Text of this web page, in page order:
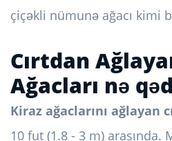
çiçəkli nümunə ağacı kimi
Cırtdan
Ağacları nə
Kiraz ağaclarını ağlayan
10 fut (1.8 - 3 m) arasında.